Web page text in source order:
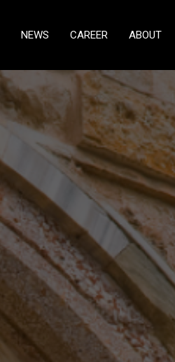
NEWS CAREER ABOUT